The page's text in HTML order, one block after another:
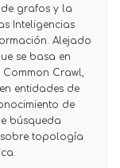
grafos y la
Inteligencias
Alejado
se basa en
Crawl,
entidades de
de
búsqueda
topología